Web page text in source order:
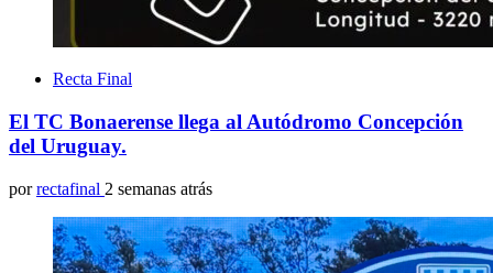
Recta Final
El TC Bonaerense llega al Autódromo Concepción
del Uruguay.
por rectafinal 2 semanas atrás